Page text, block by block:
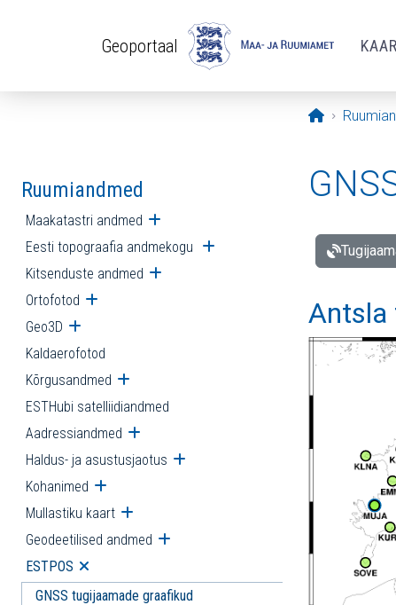
Geoportaal
Avaleht
Ruumiandmed
Maakatastri andmed Ava alammenüü
Eesti topograafia andmekogu Ava alammenüü
Kitsenduste andmed Ava alammenüü
Ortofotod Ava alammenüü
Geo3D Ava alammenüü
Kaldaerofotod
Kõrgusandmed Ava alammenüü
ESTHubi satelliidiandmed
Aadressiandmed Ava alammenüü
Haldus- ja asustusjaotus Ava alammenüü
Kohanimed Ava alammenüü
Mullastiku kaart Ava alammenüü
Geodeetilised andmed Ava alammenüü
ESTPOS Ava alammenüü
GNSS tugijaamade graafikud
Antsla